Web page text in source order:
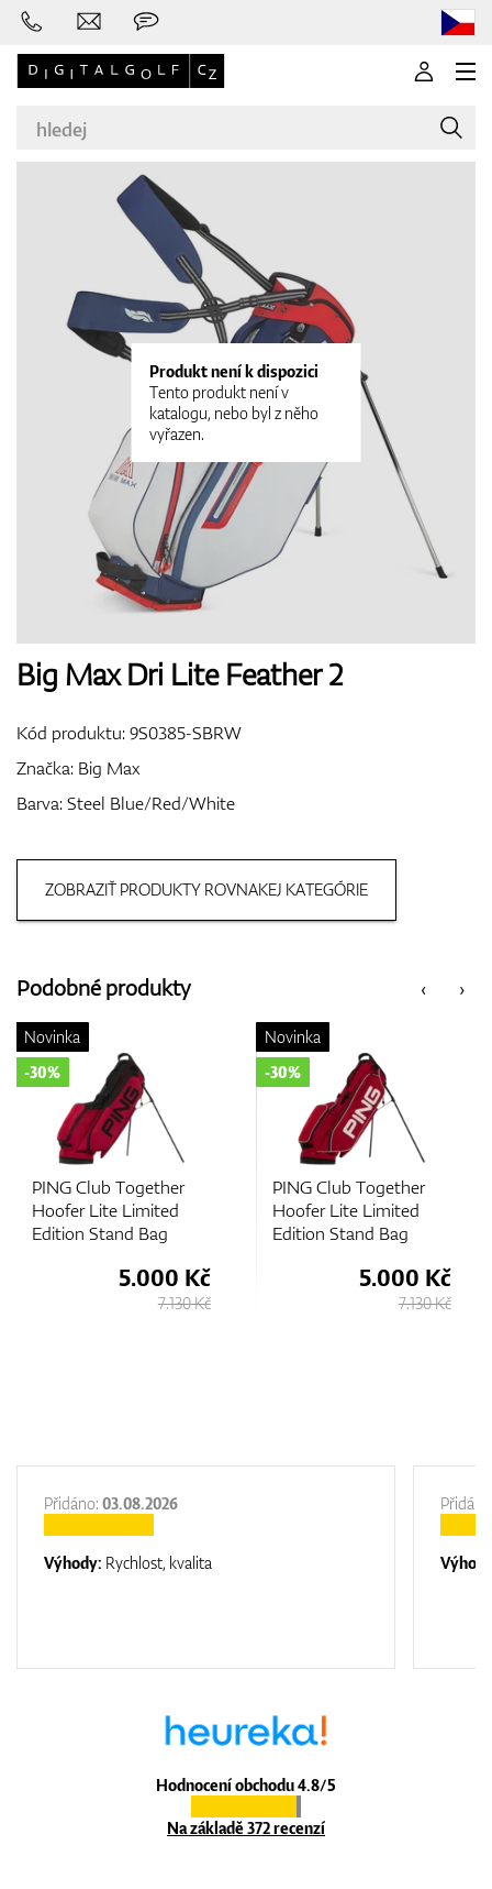
Značky
Golfové hole
Bagy
GPS/Dálkoměry
Dárkové poukazy
Produkt není k dispozici
Tento produkt není v
katalogu, nebo byl z něho
vyřazen.
Big Max Dri Lite Feather 2
Kód produktu:9S0385-SBRW
Značka: Big Max
Barva: Steel Blue/Red/White
ZOBRAZIŤ PRODUKTY ROVNAKEJ KATEGÓRIE
‹
Podobné produkty ›
Club Together
Lite Limited
Stand Bag
5.000 Kč
7.130 Kč
PING Club Together
Hoofer Lite Limited
Edition Stand Bag
Novinka
5.000 Kč
7.130 Kč
Hodnocení obchodu 4.8/5
Na základě 372 recenzí
Přidáno: 03.08.2026
Výhody: Rychlost, kvalita